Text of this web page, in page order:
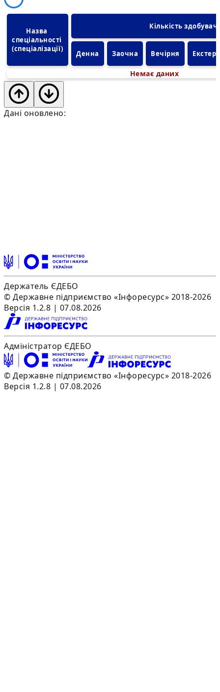
Назва
спеціальності
(спеціалізації)
Кількість
Денна Заочна Вечірня
Немає даних
Дані оновлено:
Держатель ЄДЕБО
© Державне підприємство «Інфоресурс» 2018-2026
Версія 1.2.8 | 07.08.2026
Адміністратор ЄДЕБО
© Державне підприємство «Інфоресурс» 2018-2026
Версія 1.2.8 | 07.08.2026